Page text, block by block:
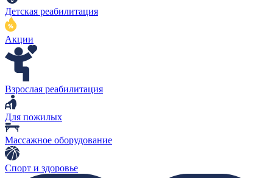
Детская реабилитация
Акции
Взрослая реабилитация
Для пожилых
Массажное оборудование
Спорт и здоровье